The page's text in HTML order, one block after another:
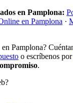
en Pamplona:
en Pamplona ·
Pamplona?
o escríbenos por
.